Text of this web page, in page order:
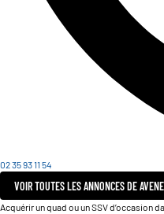
02 35 93 11 54
VOIR TOUTES LES ANNONCES DE
Acquérir un quad ou un SSV d’occasion